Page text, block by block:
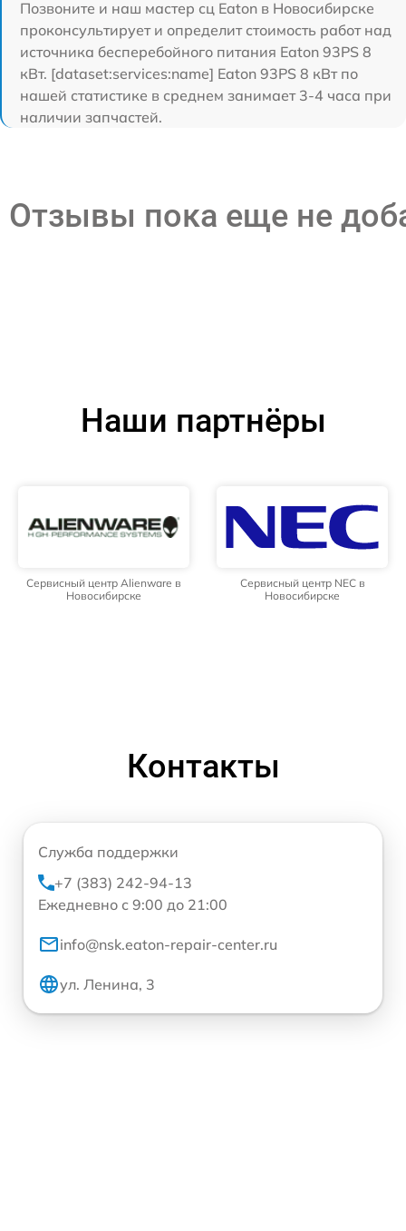
Позвоните и наш мастер сц Eaton в Новосибирске
проконсультирует и определит стоимость работ над
источника бесперебойного питания Eaton 93PS 8
кВт. [dataset:services:name] Eaton 93PS 8 кВт по
нашей статистике в среднем занимает 3-4 часа при
наличии запчастей.
Отзывы пока еще не
Наши партнёры
Сервисный центр Alienware в
Новосибирске
Сервисный центр NEC в
Новосибирске
Контакты
Служба поддержки
+7 (383) 242-94-13
Ежедневно с 9:00 до 21:00
info@nsk.eaton-repair-center.ru
ул. Ленина, 3